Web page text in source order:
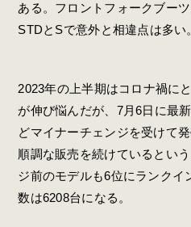
ある。フロントフォークブー
STDとSで意外と相違点は多い
2023年の上半期はコロナ禍に
が伸び悩んだが、7月6日に最
どマイナーチェンジを受けて
順調な販売を続けているとい
ジ前のモデルも6位にランクイ
数は6208台になる。